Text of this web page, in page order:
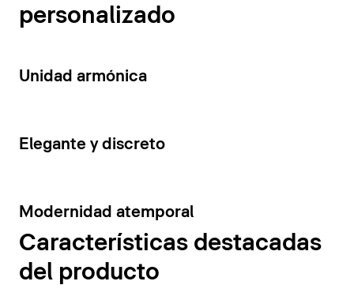
personalizado
14
Unidad armónica
15
Elegante y discreto
10
Modernidad atemporal
Características destacadas
del producto